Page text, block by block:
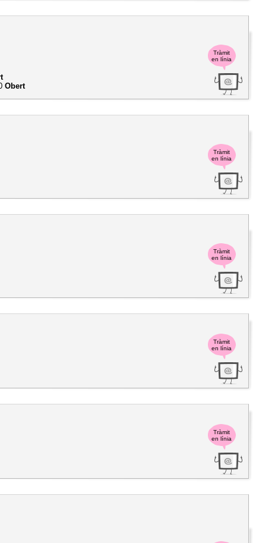
Tràmit
en línia
Obert
Tràmit
en línia
Tràmit
en línia
Tràmit
en línia
Tràmit
en línia